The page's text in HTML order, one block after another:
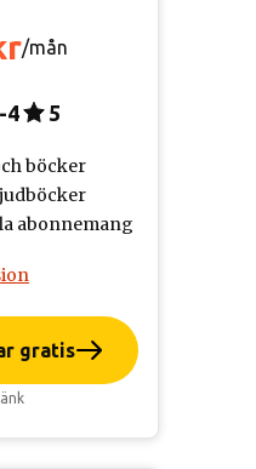
/mån
4 5
böcker
abonnemang
gratis